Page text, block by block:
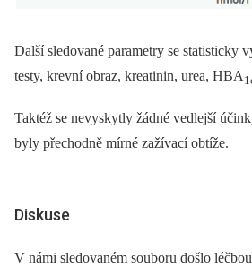
Další sledované parametry se statisticky
testy, krevní obraz, kreatinin, urea, HBA
Taktéž se nevyskytly žádné vedlejší
byly přechodně mírné zažívací obtíže.
Diskuse
V námi sledovaném souboru došlo